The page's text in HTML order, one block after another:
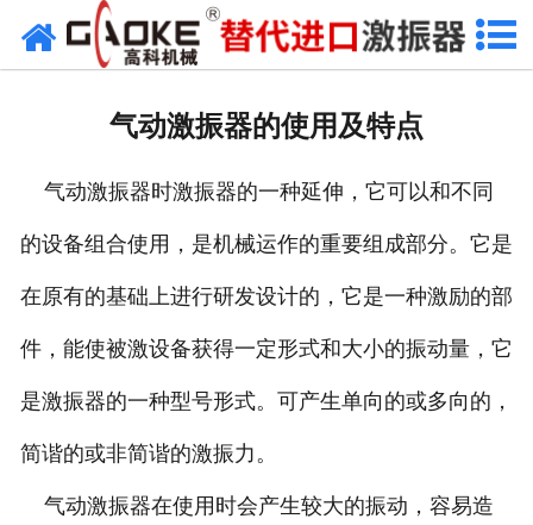
首页
联系高科
气动激振器的使用及特点
气动激振器时激振器的一种延伸，它可以和不同
的设备组合使用，是机械运作的重要组成部分。它是
在原有的基础上进行研发设计的，它是一种激励的部
件，能使被激设备获得一定形式和大小的振动量，它
是激振器的一种型号形式。可产生单向的或多向的，
简谐的或非简谐的激振力。
气动激振器在使用时会产生较大的振动，容易造